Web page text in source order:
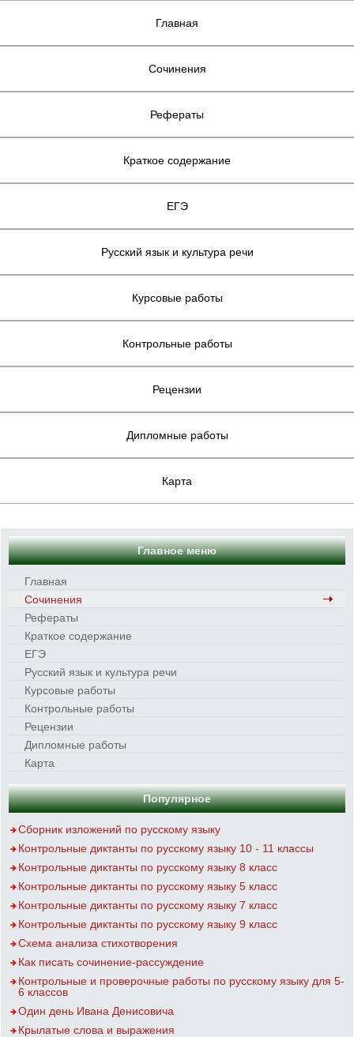
Главная
Сочинения
Рефераты
Краткое содержание
ЕГЭ
Русский язык и культура речи
Курсовые работы
Контрольные работы
Рецензии
Дипломные работы
Карта
Главное меню
Главная
Сочинения
Рефераты
Краткое содержание
ЕГЭ
Русский язык и культура речи
Курсовые работы
Контрольные работы
Рецензии
Дипломные работы
Карта
Популярное
Сборник изложений по русскому языку
Контрольные диктанты по русскому языку 10 - 11 классы
Контрольные диктанты по русскому языку 8 класс
Контрольные диктанты по русскому языку 5 класс
Контрольные диктанты по русскому языку 7 класс
Контрольные диктанты по русскому языку 9 класс
Схема анализа стихотворения
Как писать сочинение-рассуждение
Контрольные и проверочные работы по русскому языку для 5-
6 классов
Один день Ивана Денисовича
Крылатые слова и выражения